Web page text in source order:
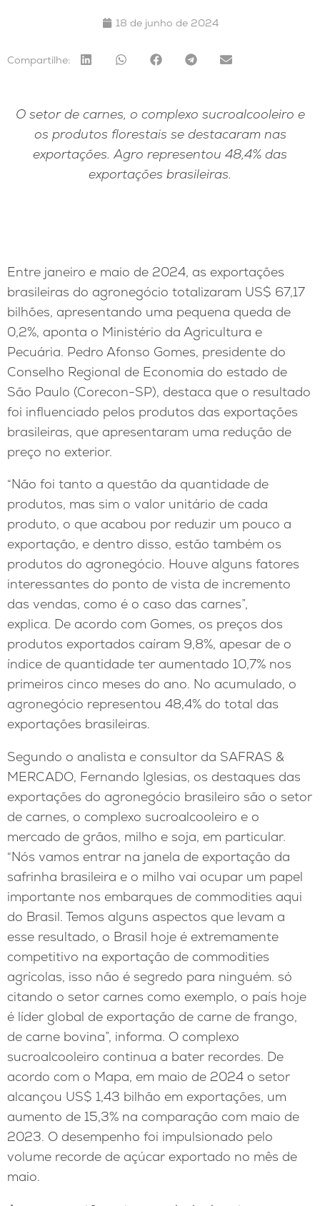
18 de junho de 2024
Compartilhe:
O setor de carnes, o complexo sucroalcooleiro e
os produtos florestais se destacaram nas
exportações. Agro representou 48,4% das
exportações brasileiras.
Entre janeiro e maio de 2024, as exportações
brasileiras do agronegócio totalizaram US$ 67,17
bilhões, apresentando uma pequena queda de
0,2%, aponta o Ministério da Agricultura e
Pecuária. Pedro Afonso Gomes, presidente do
Conselho Regional de Economia do estado de
São Paulo (Corecon-SP), destaca que o resultado
foi influenciado pelos produtos das exportações
brasileiras, que apresentaram uma redução de
preço no exterior.
“Não foi tanto a questão da quantidade de
produtos, mas sim o valor unitário de cada
produto, o que acabou por reduzir um pouco a
exportação, e dentro disso, estão também os
produtos do agronegócio. Houve alguns fatores
interessantes do ponto de vista de incremento
das vendas, como é o caso das carnes”,
explica. De acordo com Gomes, os preços dos
produtos exportados caíram 9,8%, apesar de o
índice de quantidade ter aumentado 10,7% nos
primeiros cinco meses do ano. No acumulado, o
agronegócio representou 48,4% do total das
exportações brasileiras.
Segundo o analista e consultor da SAFRAS &
MERCADO, Fernando Iglesias, os destaques das
exportações do agronegócio brasileiro são o setor
de carnes, o complexo sucroalcooleiro e o
mercado de grãos, milho e soja, em particular.
“Nós vamos entrar na janela de exportação da
safrinha brasileira e o milho vai ocupar um papel
importante nos embarques de commodities aqui
do Brasil. Temos alguns aspectos que levam a
esse resultado, o Brasil hoje é extremamente
competitivo na exportação de commodities
agrícolas, isso não é segredo para ninguém. só
citando o setor carnes como exemplo, o país hoje
é líder global de exportação de carne de frango,
de carne bovina”, informa. O complexo
sucroalcooleiro continua a bater recordes. De
acordo com o Mapa, em maio de 2024 o setor
alcançou US$ 1,43 bilhão em exportações, um
aumento de 15,3% na comparação com maio de
2023. O desempenho foi impulsionado pelo
volume recorde de açúcar exportado no mês de
maio.